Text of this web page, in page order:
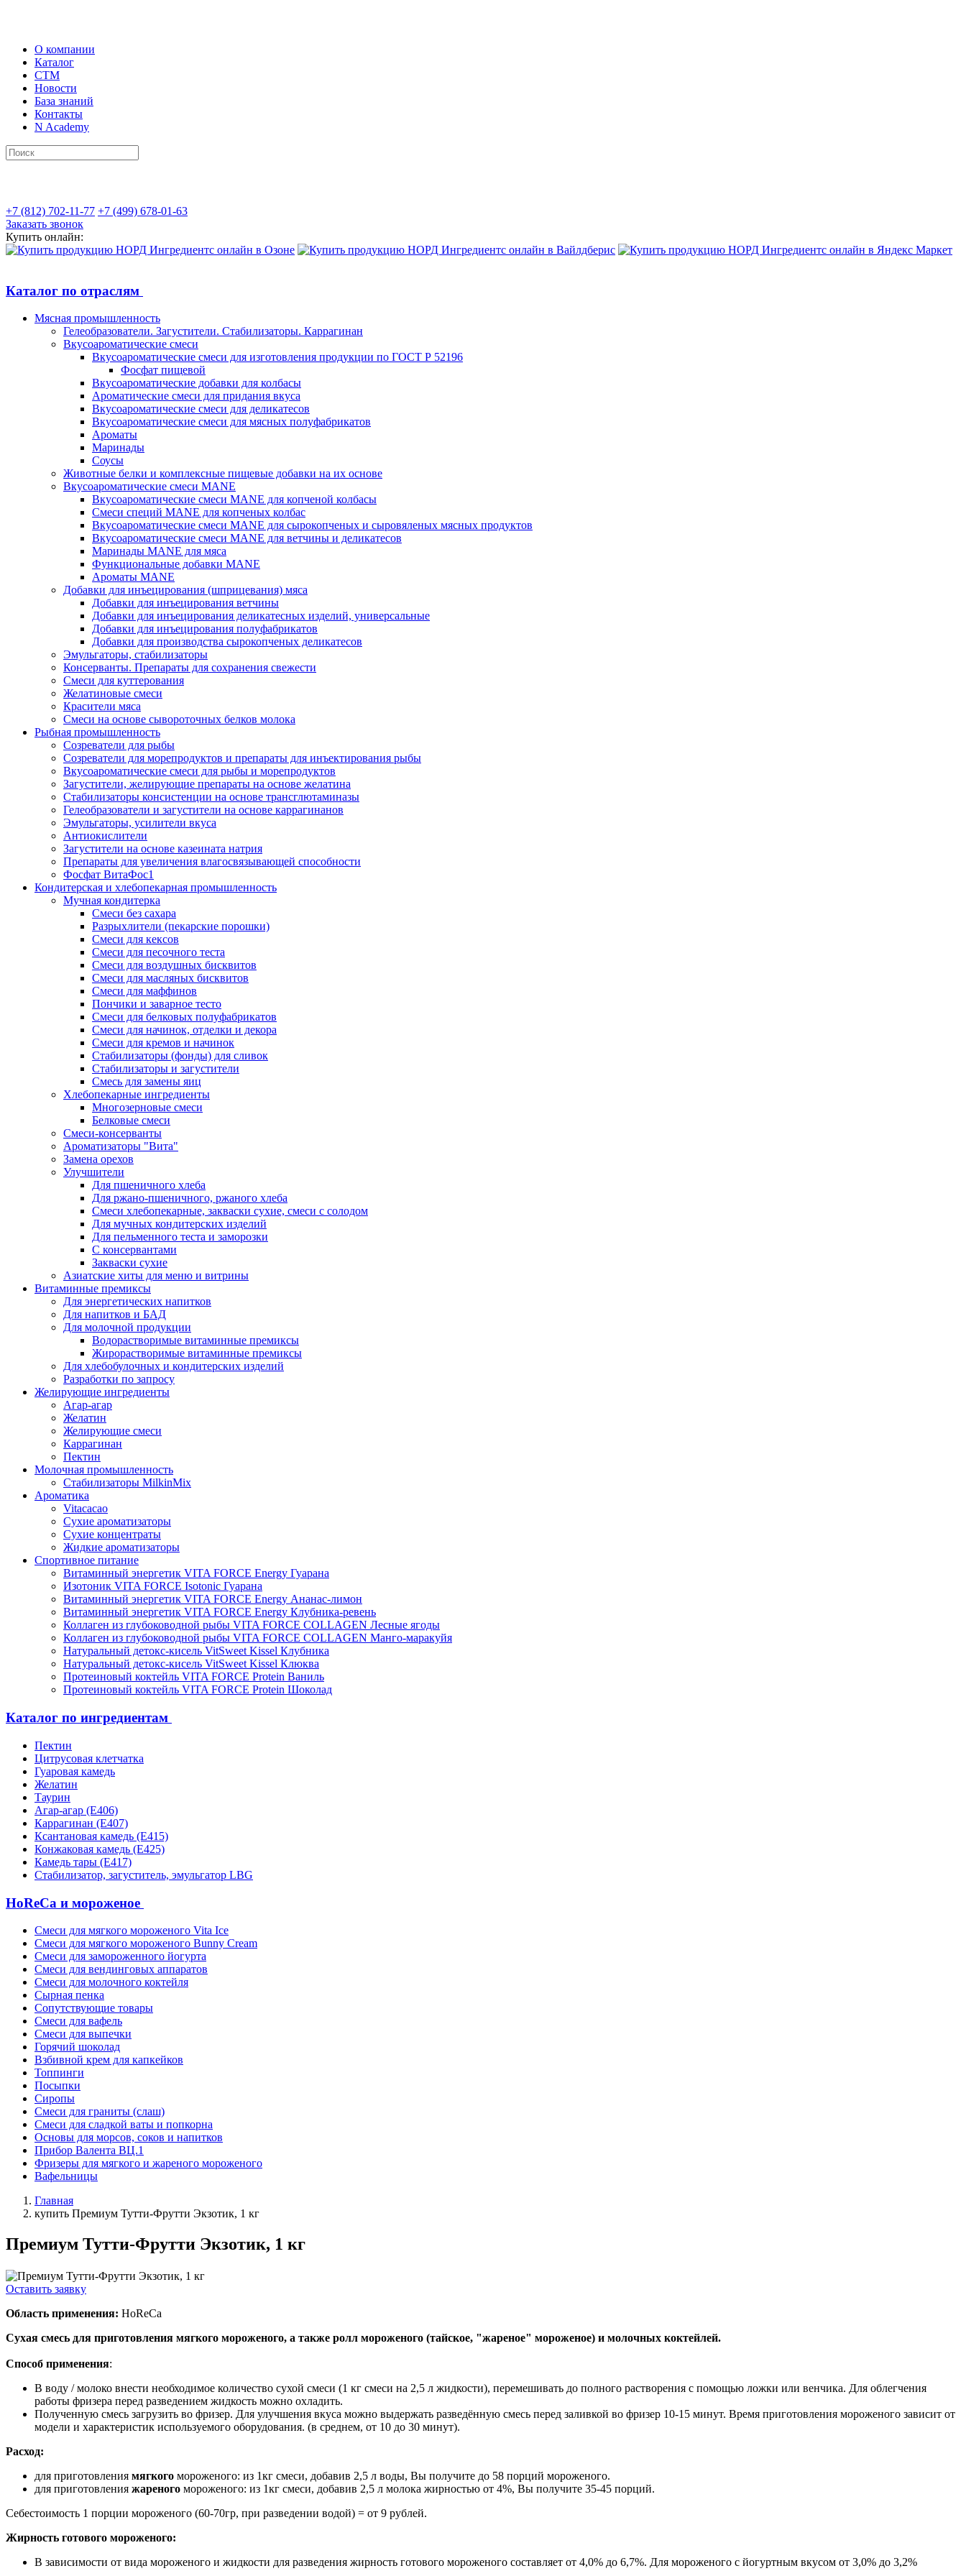
О компании
Каталог
СТМ
Новости
База знаний
Контакты
N Academy
+7 (812) 702-11-77 +7 (499) 678-01-63
Заказать звонок
Купить онлайн:
Каталог по отраслям
Мясная промышленность
Гелеобразователи. Загустители. Стабилизаторы. Каррагинан
Вкусоароматические смеси
Вкусоароматические смеси для изготовления продукции по ГОСТ Р 52196
Фосфат пищевой
Вкусоароматические добавки для колбасы
Ароматические смеси для придания вкуса
Вкусоароматические смеси для деликатесов
Вкусоароматические смеси для мясных полуфабрикатов
Ароматы
Маринады
Соусы
Животные белки и комплексные пищевые добавки на их основе
Вкусоароматические смеси MANE
Вкусоароматические смеси MANE для копченой колбасы
Смеси специй MANE для копченых колбас
Вкусоароматические смеси MANE для сырокопченых и сыровяленых мясных продуктов
Вкусоароматические смеси MANE для ветчины и деликатесов
Маринады MANE для мяса
Функциональные добавки MANE
Ароматы MANE
Добавки для инъецирования (шприцевания) мяса
Добавки для инъецирования ветчины
Добавки для инъецирования деликатесных изделий, универсальные
Добавки для инъецирования полуфабрикатов
Добавки для производства сырокопченых деликатесов
Эмульгаторы, стабилизаторы
Консерванты. Препараты для сохранения свежести
Смеси для куттерования
Желатиновые смеси
Красители мяса
Смеси на основе сывороточных белков молока
Рыбная промышленность
Созреватели для рыбы
Созреватели для морепродуктов и препараты для инъектирования рыбы
Вкусоароматические смеси для рыбы и морепродуктов
Загустители, желирующие препараты на основе желатина
Стабилизаторы консистенции на основе трансглютаминазы
Гелеобразователи и загустители на основе каррагинанов
Эмульгаторы, усилители вкуса
Антиокислители
Загустители на основе казеината натрия
Препараты для увеличения влагосвязывающей способности
Фосфат ВитаФос1
Кондитерская и хлебопекарная промышленность
Мучная кондитерка
Смеси без сахара
Разрыхлители (пекарские порошки)
Смеси для кексов
Смеси для песочного теста
Смеси для воздушных бисквитов
Смеси для масляных бисквитов
Смеси для маффинов
Пончики и заварное тесто
Cмеси для белковых полуфабрикатов
Смеси для начинок, отделки и декора
Смеси для кремов и начинок
Стабилизаторы (фонды) для сливок
Стабилизаторы и загустители
Смесь для замены яиц
Хлебопекарные ингредиенты
Многозерновые смеси
Белковые смеси
Смеси-консерванты
Ароматизаторы "Вита"
Замена орехов
Улучшители
Для пшеничного хлеба
Для ржано-пшеничного, ржаного хлеба
Смеси хлебопекарные, закваски сухие, смеси с солодом
Для мучных кондитерских изделий
Для пельменного теста и заморозки
С консервантами
Закваски сухие
Азиатские хиты для меню и витрины
Витаминные премиксы
Для энергетических напитков
Для напитков и БАД
Для молочной продукции
Водорастворимые витаминные премиксы
Жирорастворимые витаминные премиксы
Для хлебобулочных и кондитерских изделий
Разработки по запросу
Желирующие ингредиенты
Агар-агар
Желатин
Желирующие смеси
Каррагинан
Пектин
Молочная промышленность
Стабилизаторы MilkinMix
Ароматика
Vitacacao
Сухие ароматизаторы
Сухие концентраты
Жидкие ароматизаторы
Спортивное питание
Витаминный энергетик VITA FORCE Energy Гуарана
Изотоник VITA FORCE Isotonic Гуарана
Витаминный энергетик VITA FORCE Energy Ананас-лимон
Витаминный энергетик VITA FORCE Energy Клубника-ревень
Коллаген из глубоководной рыбы VITA FORCE COLLAGEN Лесные ягоды
Коллаген из глубоководной рыбы VITA FORCE COLLAGEN Манго-маракуйя
Натуральный детокс-кисель VitSweet Kissel Клубника
Натуральный детокс-кисель VitSweet Kissel Клюква
Протеиновый коктейль VITA FORCE Protein Ваниль
Протеиновый коктейль VITA FORCE Protein Шоколад
Каталог по ингредиентам
Пектин
Цитрусовая клетчатка
Гуаровая камедь
Желатин
Таурин
Агар-агар (Е406)
Каррагинан (Е407)
Ксантановая камедь (Е415)
Конжаковая камедь (Е425)
Камедь тары (Е417)
Стабилизатор, загуститель, эмульгатор LBG
HoReCa и мороженое
Смеси для мягкого мороженого Vita Ice
Смеси для мягкого мороженого Bunny Cream
Смеси для замороженного йогурта
Смеси для вендинговых аппаратов
Смеси для молочного коктейля
Сырная пенка
Сопутствующие товары
Смеси для вафель
Смеси для выпечки
Горячий шоколад
Взбивной крем для капкейков
Топпинги
Посыпки
Сиропы
Смеси для граниты (слаш)
Смеси для сладкой ваты и попкорна
Основы для морсов, соков и напитков
Прибор Валента ВЦ.1
Фризеры для мягкого и жареного мороженого
Вафельницы
Главная
купить Премиум Тутти-Фрутти Экзотик, 1 кг
Премиум Тутти-Фрутти Экзотик, 1 кг
Оставить заявку
Область применения: HoReCa
Сухая смесь для приготовления мягкого мороженого, а также ролл мороженого (тайское, "жареное" мороженое) и молочных коктейлей.
Способ применения:
В воду / молоко внести необходимое количество сухой смеси (1 кг смеси на 2,5 л жидкости), перемешивать до полного растворения с помощью ложки или венчика. Для облегчения
работы фризера перед разведением жидкость можно охладить.
Полученную смесь загрузить во фризер. Для улучшения вкуса можно выдержать разведённую смесь перед заливкой во фризер 10-15 минут. Время приготовления мороженого зависит от
модели и характеристик используемого оборудования. (в среднем, от 10 до 30 минут).
Расход:
для приготовления мягкого мороженого: из 1кг смеси, добавив 2,5 л воды, Вы получите до 58 порций мороженого.
для приготовления жареного мороженого: из 1кг смеси, добавив 2,5 л молока жирностью от 4%, Вы получите 35-45 порций.
Себестоимость 1 порции мороженого (60-70гр, при разведении водой) = от 9 рублей.
Жирность готового мороженого:
В зависимости от вида мороженого и жидкости для разведения жирность готового мороженого составляет от 4,0% до 6,7%. Для мороженого с йогуртным вкусом от 3,0% до 3,2%